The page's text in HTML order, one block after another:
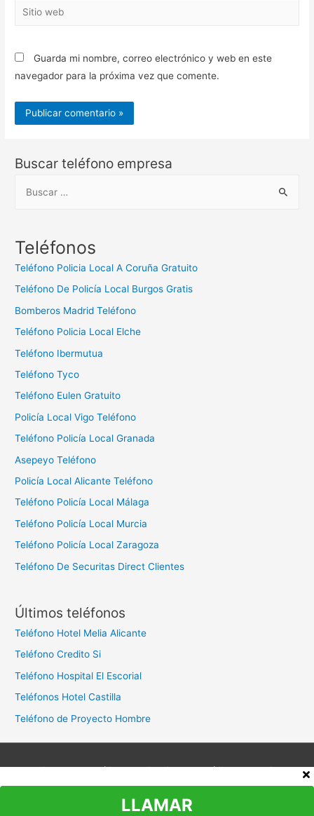
Sitio
Guarda mi nombre, correo electrónico y web en este
navegador para la próxima vez que comente.
Buscar teléfono empresa
c
Teléfonos
Teléfono Policia Local A Coruña Gratuito
Teléfono De Policía Local Burgos Gratis
Bomberos Madrid Teléfono
Teléfono Policia Local Elche
Teléfono Ibermutua
Teléfono Tyco
Teléfono Eulen Gratuito
Policía Local Vigo Teléfono
Teléfono Policía Local Granada
Asepeyo Teléfono
Policía Local Alicante Teléfono
Teléfono Policía Local Málaga
Teléfono Policía Local Murcia
Teléfono Policía Local Zaragoza
Teléfono De Securitas Direct Clientes
Últimos teléfonos
Teléfono Hotel Melia Alicante
Teléfono Credito Si
Teléfono Hospital El Escorial
Teléfonos Hotel Castilla
Teléfono de Proyecto Hombre
Aviso legal Política de privacidad
Política de cookies
Contacto
LLAMAR